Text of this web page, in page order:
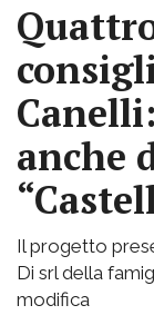
anche
Il progetto
Di srl della
modifica